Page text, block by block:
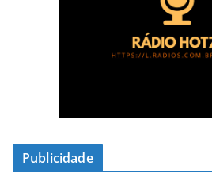
Publicidade